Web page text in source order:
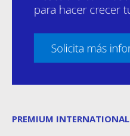
PREMIUM INTERNATIONAL